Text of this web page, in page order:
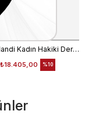
Valentino Orlandi Kadın Hakiki Deri Bordo Omuz Çantası
₺18.405,00 %10